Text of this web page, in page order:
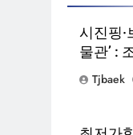
시진핑·
물관’ :
Tjbaek